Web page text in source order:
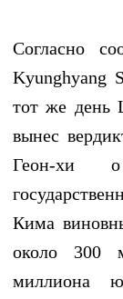
Согласно
Kyunghyang
тот же день
вынес
Геон-хи о
Кима
около 300
миллиона